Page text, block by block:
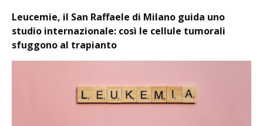
Leucemie, il San Raffaele di Milano guida uno
studio internazionale: così le cellule tumorali
sfuggono al trapianto